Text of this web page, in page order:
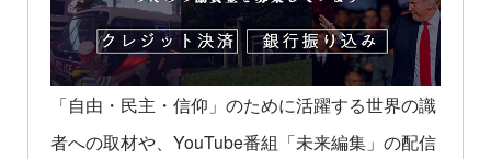
「自由・民主・信仰」のために活躍する世界の識
者への取材や、YouTube番組「未来編集」の配信